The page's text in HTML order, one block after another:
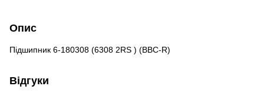
Опис
Підшипник 6-180308 (6308 2RS ) (BBC-R)
Відгуки